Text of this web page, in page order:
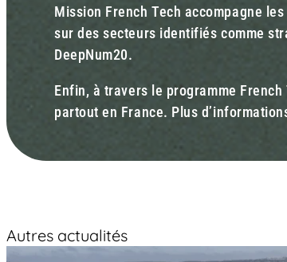
Mission French Tech accompagne
sur des secteurs identifiés comme
DeepNum20.
Enfin, à travers le programme
partout en France. Plus
Autres actualités